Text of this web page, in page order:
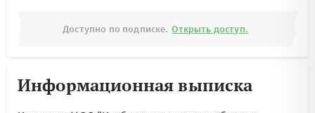
Доступно по подписке. Открыть доступ.
Информационная выписка